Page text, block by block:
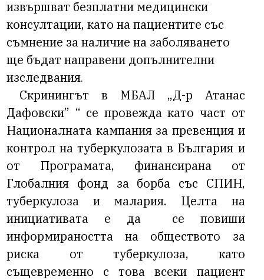
извършват безплатни медицински
консултации, като на пациентите със
съмнение за наличие на заболяването
ще бъдат направени допълнителни
изследвания.
Скринингът в МБАЛ „Д-р Атанас
Дафовски” “ се провежда като част от
Националната кампания за превенция и
контрол на туберкулозата в България и
от Програмата, финансирана от
Глобалния фонд за борба със СПИН,
туберкулоза и малария. Целта на
инициативата е да се повиши
информираността на обществото за
риска от туберкулоза, като
същевременно с това всеки пациент